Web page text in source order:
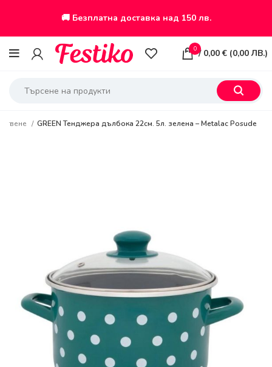
🚚 Безплатна доставка над 150 лв.
0 / 0,00€ (0,00 ЛВ.)
GREEN Тенджера дълбока 22см. 5л. зелена – Metalac Posude